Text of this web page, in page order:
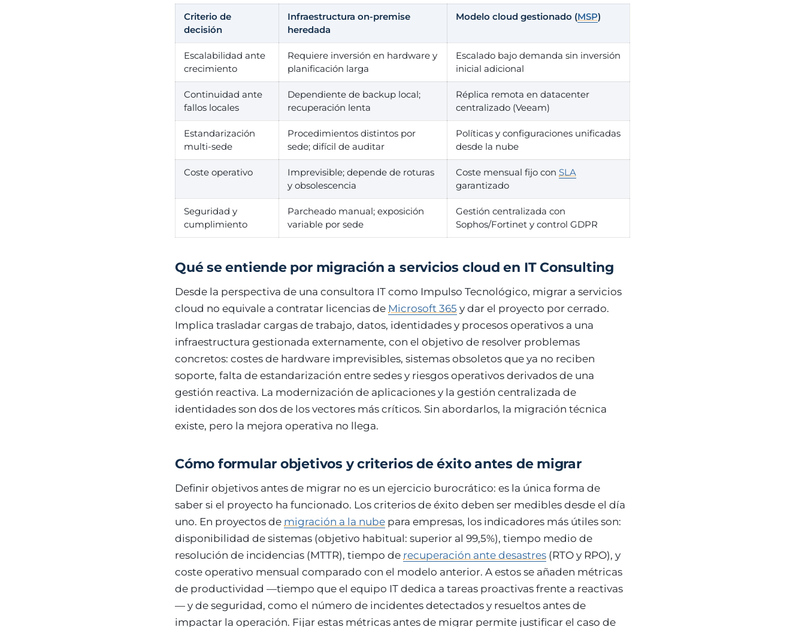
Criterio de
decisión
Infraestructura on-premise
heredada
Modelo cloud gestionado (MSP)
Escalabilidad ante
crecimiento
Requiere inversión en hardware y
planificación larga
Escalado bajo demanda sin inversión
inicial adicional
Continuidad ante
fallos locales
Dependiente de backup local;
recuperación lenta
Réplica remota en datacenter
centralizado (Veeam)
Estandarización
multi-sede
Procedimientos distintos por
sede; difícil de auditar
Políticas y configuraciones unificadas
desde la nube
Coste operativo
Imprevisible; depende de roturas
y obsolescencia
Coste mensual fijo con SLA
garantizado
Seguridad y
cumplimiento
Parcheado manual; exposición
variable por sede
Gestión centralizada con
Sophos/Fortinet y control GDPR
Qué se entiende por migración a servicios cloud en IT Consulting
Desde la perspectiva de una consultora IT como Impulso Tecnológico, migrar a servicios
cloud no equivale a contratar licencias de Microsoft 365 y dar el proyecto por cerrado.
Implica trasladar cargas de trabajo, datos, identidades y procesos operativos a una
infraestructura gestionada externamente, con el objetivo de resolver problemas
concretos: costes de hardware imprevisibles, sistemas obsoletos que ya no reciben
soporte, falta de estandarización entre sedes y riesgos operativos derivados de una
gestión reactiva. La modernización de aplicaciones y la gestión centralizada de
identidades son dos de los vectores más críticos. Sin abordarlos, la migración técnica
existe, pero la mejora operativa no llega.
Cómo formular objetivos y criterios de éxito antes de migrar
Definir objetivos antes de migrar no es un ejercicio burocrático: es la única forma de
saber si el proyecto ha funcionado. Los criterios de éxito deben ser medibles desde el día
uno. En proyectos de migración a la nube para empresas, los indicadores más útiles son:
disponibilidad de sistemas (objetivo habitual: superior al 99,5%), tiempo medio de
resolución de incidencias (MTTR), tiempo de recuperación ante desastres (RTO y RPO), y
coste operativo mensual comparado con el modelo anterior. A estos se añaden métricas
de productividad —tiempo que el equipo IT dedica a tareas proactivas frente a reactivas
— y de seguridad, como el número de incidentes detectados y resueltos antes de
impactar la operación. Fijar estas métricas antes de migrar permite justificar el caso de